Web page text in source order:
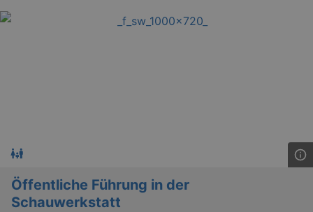
Öffentliche Führung in der
Schauwerkstatt